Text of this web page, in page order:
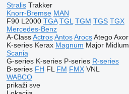
Stralis Trakker
Knorr-Bremse MAN
F90 L2000 TGA TGL TGM TGS TGX
Mercedes-Benz
A-Class Actros Antos Arocs Atego Axor
K-series Kerax Magnum Major Midlum
Scania
G-series K-series P-series R-series
B-series FH FL FM FMX VNL
WABCO
prikaži sve